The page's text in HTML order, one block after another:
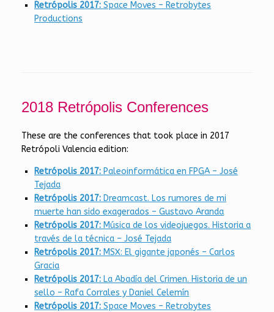
Retrópolis 2017: Space Moves – Retrobytes
Productions
2018 Retrópolis Conferences
These are the conferences that took place in 2017
Retrópoli Valencia edition:
Retrópolis 2017: Paleoinformática en FPGA – José
Tejada
Retrópolis 2017: Dreamcast. Los rumores de mi
muerte han sido exagerados – Gustavo Aranda
Retrópolis 2017: Música de los videojuegos. Historia a
través de la técnica – José Tejada
Retrópolis 2017: MSX: El gigante japonés – Carlos
Gracia
Retrópolis 2017: La Abadía del Crimen. Historia de un
sello – Rafa Corrales y Daniel Celemín
Retrópolis 2017: Space Moves – Retrobytes